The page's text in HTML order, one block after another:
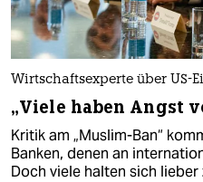
Wirtschaftsexperte über US-
„Viele haben Angst
Kritik am „Muslim-Ban“
Banken, denen an
Doch viele halten sich